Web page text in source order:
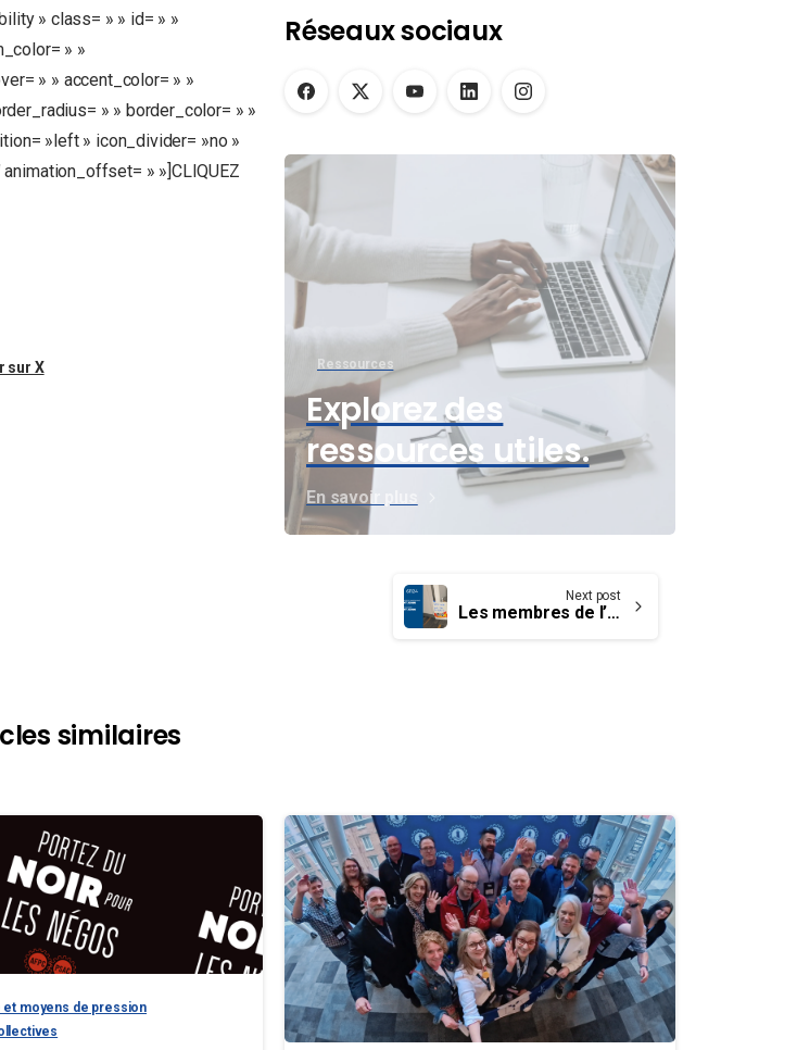
» class= » » id= » »
» »
» » accent_color= » »
» » border_color= » »
»left » icon_divider= »no »
» »]CLIQUEZ
sur X
Réseaux sociaux
Ressources
Explorez des
ressources utiles.
En savoir plus
Next post
Les membres de l’UCET au Port Saint John vont entrer en période de conciliation
similaires
et moyens de pression